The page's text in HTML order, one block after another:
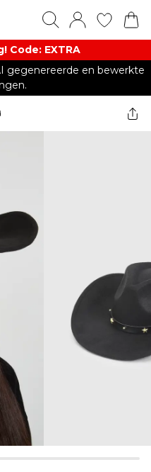
Code: EXTRA​
gegenereerde en bewerkte